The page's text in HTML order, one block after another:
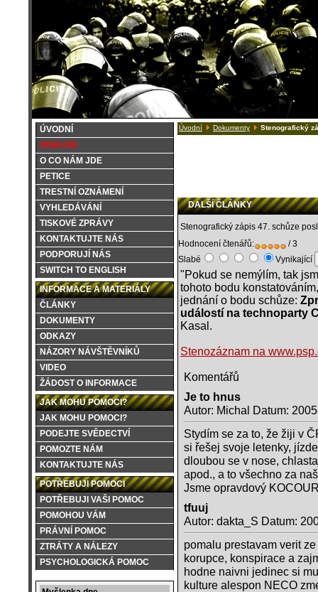
ÚVODNÍ
DISKUZE
O CO NÁM JDE
PETICE
TRESTNÍ OZNÁMENÍ
VYHLEDÁVÁNÍ
TISKOVÉ ZPRÁVY
KONTAKTUJTE NÁS
PODPORUJÍ NÁS
SWITCH TO ENGLISH
INFORMACE A MATERIÁLY
ČLÁNKY
DOKUMENTY
ODKAZY
NÁZORY NÁVŠTĚVNÍKŮ
VIDEO
ŽÁDOST O INFORMACE
JAK MOHU POMOCI?
JAK MOHU POMOCI?
PODEJTE SVĚDECTVÍ
POMOZTE NÁM
KONTAKTUJTE NÁS
POTŘEBUJI POMOCI
POTŘEBUJI VAŠI POMOC
POMOHOU VÁM
PRÁVNÍ POMOC
ZTRÁTY A NÁLEZY
PSYCHOLOGICKÁ POMOC
Úvodní Dokumenty Stenografický
DALŠÍ ČLÁNKY
Stenografický zápis 47. schůze
Hodnocení čtenářů:
/ 3
Slabé
Vynikající
"Pokud se nemýlím, tak
tohoto bodu
jednání o bodu schůze:
událostí na technoparty
Kasal.
Stenozáznam na
Komentářů
Je to hnus
Autor: Michal Datum:
Stydím se za to, že žiji v
si řešej svoje letenky,
dloubou se v nose,
apod., a to všechno za
Jsme opravdový
tfuuj
Autor: dakta_S Datum:
pomalu prestavam verit
korupce, konspirace a
hodne naivni jedinec si
kulture alespon NECO